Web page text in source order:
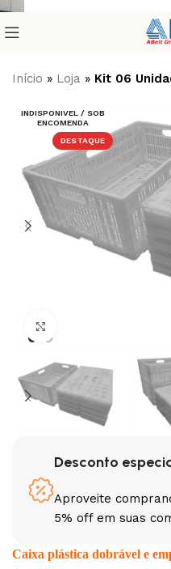
Início » Loja » Kit 06
INDISPONIVEL / SOB
ENCOMENDA
DESTAQUE
Desconto
Aproveite
5% off em suas
Caixa plástica dobrável e